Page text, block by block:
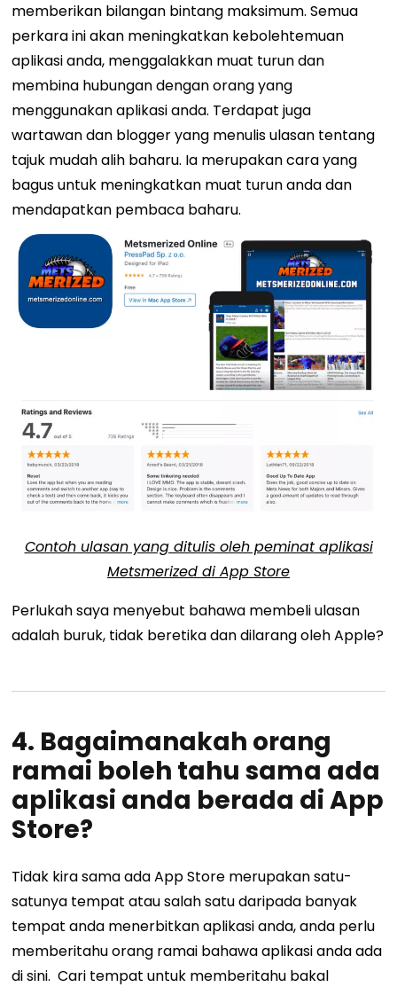
memberikan bilangan bintang maksimum. Semua
perkara ini akan meningkatkan kebolehtemuan
aplikasi anda, menggalakkan muat turun dan
membina hubungan dengan orang yang
menggunakan aplikasi anda. Terdapat juga
wartawan dan blogger yang menulis ulasan tentang
tajuk mudah alih baharu. Ia merupakan cara yang
bagus untuk meningkatkan muat turun anda dan
mendapatkan pembaca baharu.
Contoh ulasan yang ditulis oleh peminat aplikasi
Metsmerized di App Store
Perlukah saya menyebut bahawa membeli ulasan
adalah buruk, tidak beretika dan dilarang oleh Apple?
4. Bagaimanakah orang
ramai boleh tahu sama ada
aplikasi anda berada di App
Store?
Tidak kira sama ada App Store merupakan satu-
satunya tempat atau salah satu daripada banyak
tempat anda menerbitkan aplikasi anda, anda perlu
memberitahu orang ramai bahawa aplikasi anda ada
di sini. Cari tempat untuk memberitahu bakal